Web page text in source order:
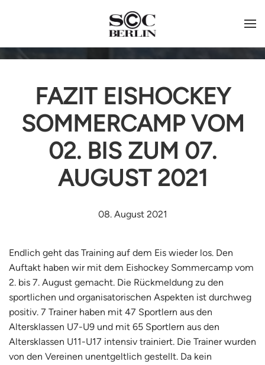
FAZIT EISHOCKEY
SOMMERCAMP VOM
02. BIS ZUM 07.
AUGUST 2021
08. August 2021
Endlich geht das Training auf dem Eis wieder los. Den
Auftakt haben wir mit dem Eishockey Sommercamp vom
2. bis 7. August gemacht. Die Rückmeldung zu den
sportlichen und organisatorischen Aspekten ist durchweg
positiv. 7 Trainer haben mit 47 Sportlern aus den
Altersklassen U7-U9 und mit 65 Sportlern aus den
Altersklassen U11-U17 intensiv trainiert. Die Trainer wurden
von den Vereinen unentgeltlich gestellt. Da kein